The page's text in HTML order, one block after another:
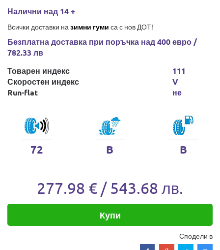
Налични над 14 +
Всички доставки на зимни гуми са с нов ДОТ!
Безплатна доставка при поръчка над 400 евро /
782.33 лв
Товарен индекс
Скоростен индекс
Run-flat
111
V
не
72 B B
277.98 € / 543.68 лв.
Купи
Сподели в